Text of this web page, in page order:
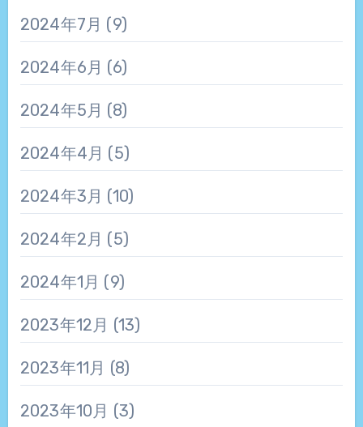
2024年7月 (9)
2024年6月 (6)
2024年5月 (8)
2024年4月 (5)
2024年3月 (10)
2024年2月 (5)
2024年1月 (9)
2023年12月 (13)
2023年11月 (8)
2023年10月 (3)